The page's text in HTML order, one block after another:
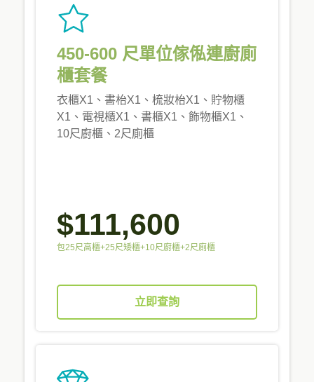
450-600 尺單位傢俬連廚廁
櫃套餐
衣櫃X1、書枱X1、梳妝枱X1、貯物櫃
X1、電視櫃X1、書櫃X1、飾物櫃X1、
10尺廚櫃、2尺廁櫃
$111,600
包25尺高櫃+25尺矮櫃+10尺廚櫃+2尺廁櫃
立即查詢